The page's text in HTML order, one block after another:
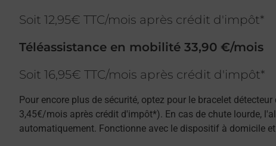
Soit 12,95€ TTC/mois après crédit d'impôt*
Téléassistance en mobilité 33,90 €/mois
Soit 16,95€ TTC/mois après crédit d'impôt*
Pour encore plus de sécurité, optez pour le bracelet
3,45€/mois après crédit d'impôt*). En cas de chute lourde,
automatiquement. Fonctionne avec le dispositif à domicile